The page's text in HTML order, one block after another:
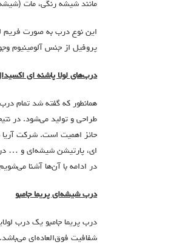
مانند شیشه رنگی، مات
این نوع درب به صورت فریم
پروفیل از جنس آلومینیوم
درب‌های لولا پاشنه ای
همانطور که گفته شد تمام
طراحی و تولید می‌شود. در
حائز اهمیت است. شرکت آریا
ای، پارتیشن شیشه‌ای و …
در ادامه با آن‌ها آشنا
درب شیشه‌ای پریما جامبو
درب پریما جامبو یک درب
شفافیت فوق‌العاده‌ای